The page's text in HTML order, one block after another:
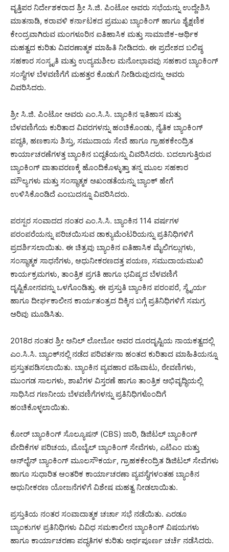
ವೃತ್ತಿಪರ ನಿರ್ದೇಶಕರಾದ ಶ್ರೀ ಸಿ.ಜಿ. ಪಿಂಟೋ ಅವರು ಸಭೆಯನ್ನು ಉದ್ದೇಶಿಸಿ
ಮಾತನಾಡಿ, ಕರಾವಳಿ ಕರ್ನಾಟಕದ ಪ್ರಮುಖ ಬ್ಯಾಂಕಿಂಗ್ ಹಾಗೂ ಶೈಕ್ಷಣಿಕ
ಕೇಂದ್ರವಾಗಿರುವ ಮಂಗಳೂರಿನ ಐತಿಹಾಸಿಕ ಮತ್ತು ಸಾಮಾಜಿಕ-ಆರ್ಥಿಕ
ಮಹತ್ವದ ಕುರಿತು ವಿವರಣಾತ್ಮಕ ಮಾಹಿತಿ ನೀಡಿದರು. ಈ ಪ್ರದೇಶದ ಬಲಿಷ್ಠ
ಸಹಕಾರ ಸಂಸ್ಕೃತಿ ಮತ್ತು ಉದ್ಯಮಶೀಲ ಮನೋಭಾವವು ಸಹಕಾರ ಬ್ಯಾಂಕಿಂಗ್
ಸಂಸ್ಥೆಗಳ ಬೆಳವಣಿಗೆಗೆ ಮಹತ್ತರ ಕೊಡುಗೆ ನೀಡಿರುವುದನ್ನು ಅವರು
ವಿವರಿಸಿದರು.
ಶ್ರೀ ಸಿ.ಜಿ. ಪಿಂಟೋ ಅವರು ಎಂ.ಸಿ.ಸಿ. ಬ್ಯಾಂಕಿನ ಇತಿಹಾಸ ಮತ್ತು
ಬೆಳವಣಿಗೆಯ ಕುರಿತಾದ ವಿವರಗಳನ್ನು ಹಂಚಿಕೊಂಡು, ನೈತಿಕ ಬ್ಯಾಂಕಿಂಗ್
ಪದ್ಧತಿ, ಹಣಕಾಸು ಶಿಸ್ತು, ಸಮುದಾಯ ಸೇವೆ ಹಾಗೂ ಗ್ರಾಹಕಕೇಂದ್ರಿತ
ಕಾರ್ಯಾಚರಣೆಗಳತ್ತ ಬ್ಯಾಂಕಿನ ಬದ್ಧತೆಯನ್ನು ವಿವರಿಸಿದರು. ಬದಲಾಗುತ್ತಿರುವ
ಬ್ಯಾಂಕಿಂಗ್ ವಾತಾವರಣಕ್ಕೆ ಹೊಂದಿಕೊಳ್ಳುತ್ತಾ ತನ್ನ ಮೂಲ ಸಹಕಾರ
ಮೌಲ್ಯಗಳು ಮತ್ತು ಸಂಸ್ಥಾತ್ಮಕ ಅಖಂಡತೆಯನ್ನು ಬ್ಯಾಂಕ್ ಹೇಗೆ
ಉಳಿಸಿಕೊಂಡಿದೆ ಎಂಬುದನ್ನೂ ವಿವರಿಸಿದರು.
ಪರಸ್ಪರ ಸಂವಾದದ ನಂತರ ಎಂ.ಸಿ.ಸಿ. ಬ್ಯಾಂಕಿನ 114 ವರ್ಷಗಳ
ಪರಂಪರೆಯನ್ನು ಪರಿಚಯಿಸುವ ಡಾಕ್ಯುಮೆಂಟರಿಯನ್ನು ಪ್ರತಿನಿಧಿಗಳಿಗೆ
ಪ್ರದರ್ಶಿಸಲಾಯಿತು. ಈ ಚಿತ್ರವು ಬ್ಯಾಂಕಿನ ಐತಿಹಾಸಿಕ ಮೈಲಿಗಲ್ಲುಗಳು,
ಸಂಸ್ಥಾತ್ಮಕ ಸಾಧನೆಗಳು, ಆಧುನೀಕರಣದತ್ತ ಪಯಣ, ಸಮುದಾಯಮುಖಿ
ಕಾರ್ಯಕ್ರಮಗಳು, ತಾಂತ್ರಿಕ ಪ್ರಗತಿ ಹಾಗೂ ಭವಿಷ್ಯದ ಬೆಳವಣಿಗೆ
ದೃಷ್ಟಿಕೋನವನ್ನು ಒಳಗೊಂಡಿತ್ತು. ಈ ಪ್ರಸ್ತುತಿ ಬ್ಯಾಂಕಿನ ಪರಂಪರೆ, ಸ್ಥೈರ್ಯ
ಹಾಗೂ ದೀರ್ಘಕಾಲೀನ ಕಾರ್ಯತಂತ್ರದ ದಿಕ್ಕಿನ ಬಗ್ಗೆ ಪ್ರತಿನಿಧಿಗಳಿಗೆ ಸಮಗ್ರ
ಅರಿವು ಮೂಡಿಸಿತು.
2018ರ ನಂತರ ಶ್ರೀ ಅನಿಲ್ ಲೋಬೋ ಅವರ ದೂರದೃಷ್ಟಿಯ ನಾಯಕತ್ವದಲ್ಲಿ
ಎಂ.ಸಿ.ಸಿ. ಬ್ಯಾಂಕ್‌ನಲ್ಲಿ ನಡೆದ ಪರಿವರ್ತನಾ ಹಂತದ ಕುರಿತಾದ ಮಾಹಿತಿಯನ್ನೂ
ಪ್ರಸ್ತುತಪಡಿಸಲಾಯಿತು. ಬ್ಯಾಂಕಿನ ವ್ಯವಹಾರ ವಹಿವಾಟು, ಠೇವಣಿಗಳು,
ಮುಂಗಡ ಸಾಲಗಳು, ಶಾಖೆಗಳ ವಿಸ್ತರಣೆ ಹಾಗೂ ತಾಂತ್ರಿಕ ಅಭಿವೃದ್ಧಿಯಲ್ಲಿ
ಸಾಧಿಸಿದ ಗಣನೀಯ ಬೆಳವಣಿಗೆಗಳನ್ನು ಪ್ರತಿನಿಧಿಗಳೊಂದಿಗೆ
ಹಂಚಿಕೊಳ್ಳಲಾಯಿತು.
ಕೋರ್ ಬ್ಯಾಂಕಿಂಗ್ ಸೊಲ್ಯೂಷನ್ (CBS) ಜಾರಿ, ಡಿಜಿಟಲ್ ಬ್ಯಾಂಕಿಂಗ್
ವೇದಿಕೆಗಳ ಪರಿಚಯ, ಮೊಬೈಲ್ ಬ್ಯಾಂಕಿಂಗ್ ಸೇವೆಗಳು, ಎಟಿಎಂ ಮತ್ತು
ಆನ್‌ಲೈನ್ ಬ್ಯಾಂಕಿಂಗ್ ಮೂಲಸೌಕರ್ಯ, ಗ್ರಾಹಕಕೇಂದ್ರಿತ ಡಿಜಿಟಲ್ ಸೇವೆಗಳು
ಹಾಗೂ ಸುಧಾರಿತ ಆಂತರಿಕ ಕಾರ್ಯಾಚರಣಾ ವ್ಯವಸ್ಥೆಗಳಂತಹ ಬ್ಯಾಂಕಿನ
ಆಧುನೀಕರಣ ಯೋಜನೆಗಳಿಗೆ ವಿಶೇಷ ಮಹತ್ವ ನೀಡಲಾಯಿತು.
ಪ್ರಸ್ತುತಿಯ ನಂತರ ಸಂವಾದಾತ್ಮಕ ಚರ್ಚಾ ಸಭೆ ನಡೆಯಿತು. ಎರಡೂ
ಬ್ಯಾಂಕುಗಳ ಪ್ರತಿನಿಧಿಗಳು ವಿವಿಧ ಸಮಕಾಲೀನ ಬ್ಯಾಂಕಿಂಗ್ ವಿಷಯಗಳು
ಹಾಗೂ ಕಾರ್ಯಾಚರಣಾ ಪದ್ಧತಿಗಳ ಕುರಿತು ಅರ್ಥಪೂರ್ಣ ಚರ್ಚೆ ನಡೆಸಿದರು.